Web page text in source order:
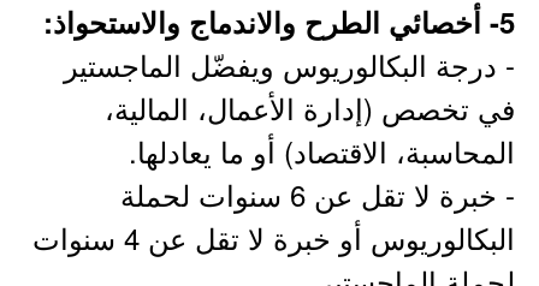
5- أخصائي الطرح والاندماج والاستحواذ:
- درجة البكالوريوس ويفضّل الماجستير
في تخصص (إدارة الأعمال، المالية،
المحاسبة، الاقتصاد) أو ما يعادلها.
- خبرة لا تقل عن 6 سنوات لحملة
البكالوريوس أو خبرة لا تقل عن 4 سنوات